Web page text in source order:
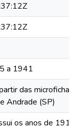
a 1941
das
Andrade (SP)
os anos de